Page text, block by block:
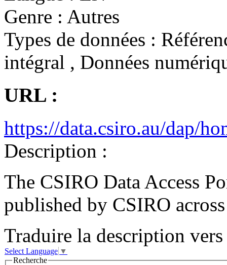
Genre : Autres
Types de données :
intégral , Données
URL :
https://data.csiro.au/dap/
Description :
The CSIRO Data Access
published by CSIRO
Traduire la description
Select Language ▼
Recherche